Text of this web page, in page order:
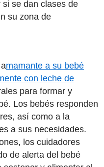
se dan clases de
su zona de
mamante a su bebé
con leche de
para formar y
Los bebés responden
así como a la
a sus necesidades.
los cuidadores
de alerta del bebé